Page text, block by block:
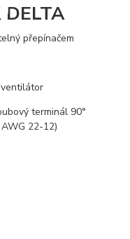
přepínačem
terminál 90°
22-12)